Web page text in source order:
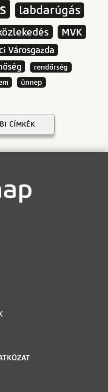
labdarúgás
MVK
Városgazda
rendőrség
ünnep
CÍMKÉK